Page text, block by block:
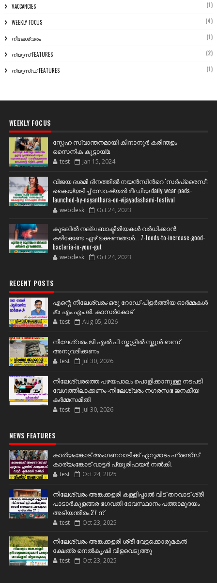
VACCANCIES (1)
WEEKLY FOCUS (4)
നീലേശ്വരം (1)
ന്യൂസ് FEATURES (2)
ന്യൂസ്ഡ് FEATURES (1)
WEEKLY FOCUS
സ്നേഹ സ്വാന്തനമായി കിനാനൂർ കരിന്തളം
സൈനിക കൂട്ടായ്മ
test Jan 15, 2024
വിജയ ദശമി ദിനത്തില്‍ നയന്‍സിന്‍റെ 'സര്‍പ്രൈസ്';
കൈയ്യടിച്ച് സോഷ്യല്‍ മീഡിയ daily-wear-pads-
launched-by-nayanthara-on-vijayadashami-festival
webdesk Oct 24, 2023
കുടലിൽ നല്ല ബാക്ടീരിയകൾ വര്‍ധിക്കാന്‍
കഴിക്കേണ്ട ഏഴ് ഭക്ഷണങ്ങള്‍... 7-foods-to-increase-good-
bacteria-in-your-gut
webdesk Oct 24, 2023
RECENT POSTS
എന്റെ നീലേശ്വരം:ഒരു റോഡ് പിളർത്തിയ ഓർമ്മകൾ
✍️ എം.എം.ജി. കാസർകോട്
test Aug 05, 2026
നീലേശ്വരം ജി എൽ പി സ്കൂളിൽ സ്കൂൾ ബസ്
അനുവദിക്കണം
test Jul 30, 2026
നീലേശ്വരത്തെ പഴയപാലം പൊളിക്കാനുള്ള നടപടി
വേഗത്തിലാക്കണം :നീലേശ്വരം നഗരസഭ ജനകീയ
കർമ്മസമിതി
test Jul 30, 2026
NEWS FEATURES
കാര്യംങ്കോട് അംഗണവാടിക്ക് ഏറുമാടം ഫ്രണ്ട്സ്
കാര്യംങ്കോട് വാട്ടർ പ്യൂരിഫയർ നൽകി.
test Oct 24, 2025
നീലേശ്വരം അങ്കക്കളരി കള്ളിപ്പാൽ വീട് തറവാട് ശ്രീ
പാടാർകുളങ്ങര ഭഗവതി ദേവസ്ഥാനം പത്താമുദയം
അടിയന്തിരം 27 ന്
test Oct 23, 2025
നീലേശ്വരം അങ്കക്കളരി ശ്രീ വേട്ടക്കൊരുമകൻ
ക്ഷേത്ര നെൽകൃഷി വിളവെടുത്തു
test Oct 23, 2025